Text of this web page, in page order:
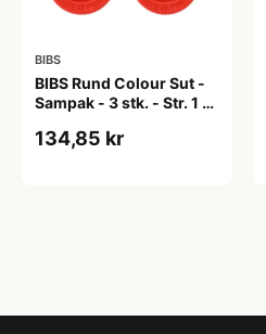
BIBS
BIBS Rund Colour Sut -
Sampak - 3 stk. - Str. 1 -
134,85 kr